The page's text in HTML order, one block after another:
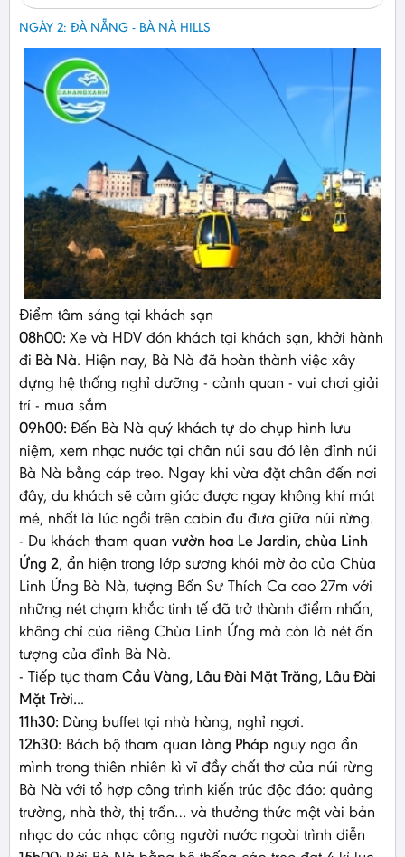
NGÀY 2: ĐÀ NẴNG - BÀ NÀ HILLS
Điểm tâm sáng tại khách sạn
08h00: Xe và HDV đón khách tại khách sạn, khởi hành
đi Bà Nà. Hiện nay, Bà Nà đã hoàn thành việc xây
dựng hệ thống nghỉ dưỡng - cảnh quan - vui chơi giải
trí - mua sắm
09h00: Đến Bà Nà quý khách tự do chụp hình lưu
niệm, xem nhạc nước tại chân núi sau đó lên đỉnh núi
Bà Nà bằng cáp treo. Ngay khi vừa đặt chân đến nơi
đây, du khách sẽ cảm giác được ngay không khí mát
mẻ, nhất là lúc ngồi trên cabin đu đưa giữa núi rừng.
- Du khách tham quan vườn hoa Le Jardin,chùa Linh
Ứng 2, ẩn hiện trong lớp sương khói mờ ảo của Chùa
Linh Ứng Bà Nà, tượng Bổn Sư Thích Ca cao 27m với
những nét chạm khắc tinh tế đã trở thành điểm nhấn,
không chỉ của riêng Chùa Linh Ứng mà còn là nét ấn
tượng của đỉnh Bà Nà.
- Tiếp tục tham Cầu Vàng, Lâu Đài Mặt Trăng, Lâu Đài
Mặt Trời...
11h30: Dùng buffet tại nhà hàng, nghỉ ngơi.
12h30: Bách bộ tham quan làng Pháp nguy nga ẩn
mình trong thiên nhiên kì vĩ đầy chất thơ của núi rừng
Bà Nà với tổ hợp công trình kiến trúc độc đáo: quảng
trường, nhà thờ, thị trấn… và thưởng thức một vài bản
nhạc do các nhạc công người nước ngoài trình diễn